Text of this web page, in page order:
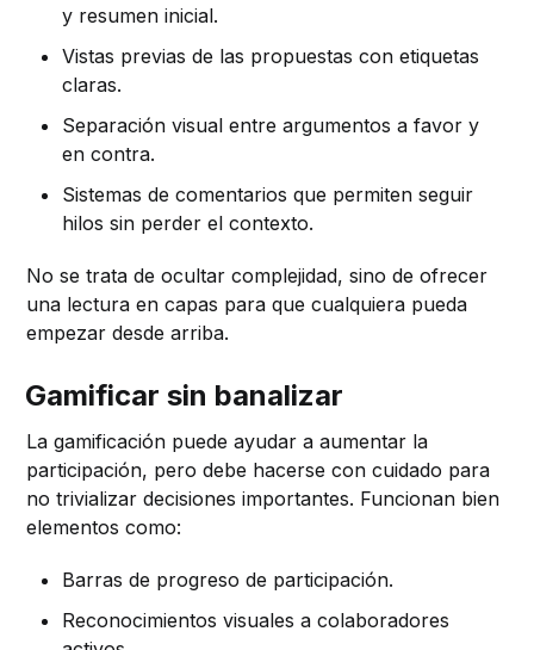
y resumen inicial.
Vistas previas de las propuestas con etiquetas
claras.
Separación visual entre argumentos a favor y
en contra.
Sistemas de comentarios que permiten seguir
hilos sin perder el contexto.
No se trata de ocultar complejidad, sino de ofrecer
una lectura en capas para que cualquiera pueda
empezar desde arriba.
Gamificar sin banalizar
La gamificación puede ayudar a aumentar la
participación, pero debe hacerse con cuidado para
no trivializar decisiones importantes. Funcionan bien
elementos como:
Barras de progreso de participación.
Reconocimientos visuales a colaboradores